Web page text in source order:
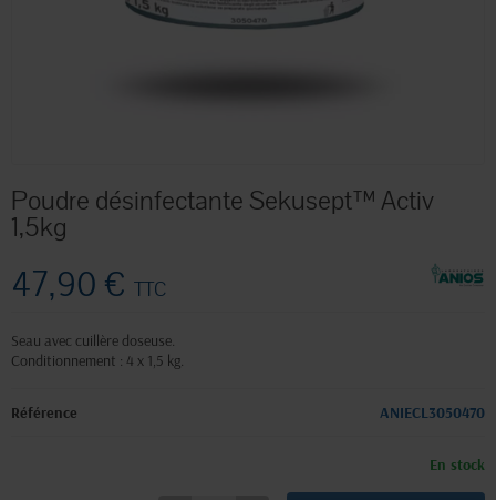
Poudre désinfectante Sekusept™ Activ
1,5kg
47,90 € TTC
Seau avec cuillère doseuse.
Conditionnement : 4 x 1,5 kg.
Référence ANIECL3050470
En stock